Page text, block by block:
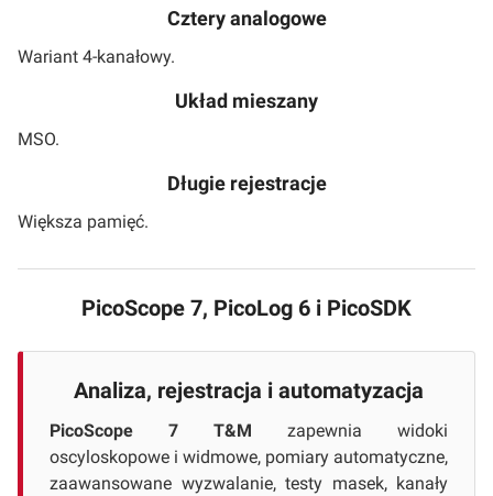
Cztery analogowe
Wariant 4-kanałowy.
Układ mieszany
MSO.
Długie rejestracje
Większa pamięć.
PicoScope 7, PicoLog 6 i PicoSDK
Analiza, rejestracja i automatyzacja
PicoScope 7 T&M zapewnia widoki
oscyloskopowe i widmowe, pomiary automatyczne,
zaawansowane wyzwalanie, testy masek, kanały